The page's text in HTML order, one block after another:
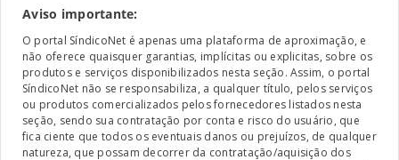
Aviso importante:
O portal SíndicoNet é apenas uma plataforma de aproximação, e
não oferece quaisquer garantias, implícitas ou explicitas, sobre os
produtos e serviços disponibilizados nesta seção. Assim, o portal
SíndicoNet não se responsabiliza, a qualquer título, pelos serviços
ou produtos comercializados pelos fornecedores listados nesta
seção, sendo sua contratação por conta e risco do usuário, que
fica ciente que todos os eventuais danos ou prejuízos, de qualquer
natureza, que possam decorrer da contratação/aquisição dos